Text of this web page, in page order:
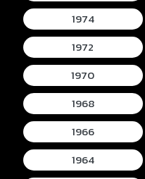
1974
1972
1970
1968
1966
1964